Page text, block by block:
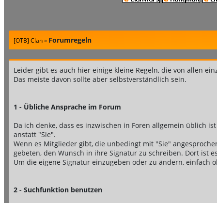
[OTB] Clan» Forumregeln
Leider gibt es auch hier einige kleine Regeln, die von allen
Das meiste davon sollte aber selbstverständlich sein.
1 - Übliche Ansprache im Forum
Da ich denke, dass es inzwischen in Foren allgemein üblich
anstatt "Sie".
Wenn es Mitglieder gibt, die unbedingt mit "Sie"
gebeten, den Wunsch in ihre Signatur zu schreiben. Dort ist
Um die eigene Signatur einzugeben oder zu ändern,
2 - Suchfunktion benutzen